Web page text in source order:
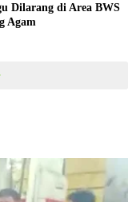
Dilarang di Area BWS
Agam